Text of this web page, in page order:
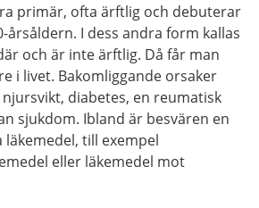
primär, ofta ärftlig och debuterar
årsåldern. I dess andra form kallas
och är inte ärftlig. Då får man
i livet. Bakomliggande orsaker
diabetes, en reumatisk
sjukdom. Ibland är besvären en
läkemedel, till exempel
eller läkemedel mot